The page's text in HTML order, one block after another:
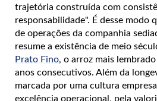
trajetória construída com
responsabilidade". É desse modo
de operações da companhia
resume a existência de meio
Prato Fino, o arroz mais
anos consecutivos. Além da
marcada por uma cultura
excelência operacional, pela